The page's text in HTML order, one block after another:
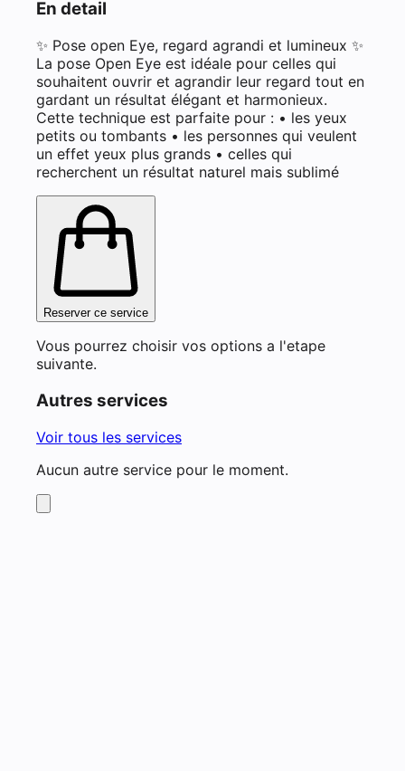
En detail
✨ Pose open Eye, regard agrandi et lumineux ✨
La pose Open Eye est idéale pour celles qui
souhaitent ouvrir et agrandir leur regard tout en
gardant un résultat élégant et harmonieux.
Cette technique est parfaite pour : • les yeux
petits ou tombants • les personnes qui veulent
un effet yeux plus grands • celles qui
recherchent un résultat naturel mais sublimé
Reserver ce service
Vous pourrez choisir vos options a l'etape
suivante.
Autres services
Voir tous les services
Aucun autre service pour le moment.